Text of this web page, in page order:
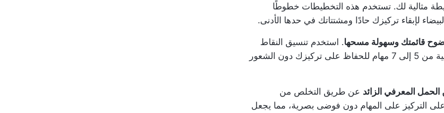
مثالية لك. تستخدم هذه التخطيطات خطوطًا
لإبقاء تركيزك حادًا ومشتتاتك في حدها الأدنى.
قائمتك وسهولة مسحها. استخدم تنسيق النقاط
النقطية لملء قائمة مهامك وحدد مهامك اليومية من 5 إلى 7 مهام للحفاظ على تركيزك دون الشعور
المعرفي الزائد عن طريق التخلص من
التركيز على المهام دون فوضى بصرية، مما يجعل